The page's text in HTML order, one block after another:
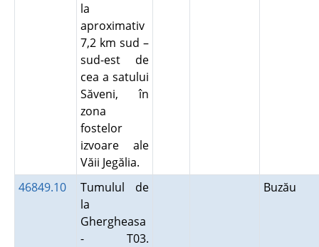
la
aproximativ
7,2 km sud –
sud-est de
cea a satului
Săveni, în
zona
fostelor
izvoare ale
Văii Jegălia.
46849.10
Tumulul de
la
Ghergheasa
- T03.
Buzău